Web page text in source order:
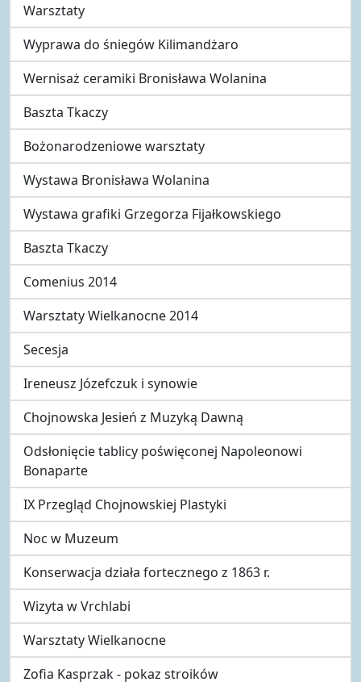
Warsztaty
Wyprawa do śniegów Kilimandżaro
Wernisaż ceramiki Bronisława Wolanina
Baszta Tkaczy
Bożonarodzeniowe warsztaty
Wystawa Bronisława Wolanina
Wystawa grafiki Grzegorza Fijałkowskiego
Baszta Tkaczy
Comenius 2014
Warsztaty Wielkanocne 2014
Secesja
Ireneusz Józefczuk i synowie
Chojnowska Jesień z Muzyką Dawną
Odsłonięcie tablicy poświęconej Napoleonowi
Bonaparte
IX Przegląd Chojnowskiej Plastyki
Noc w Muzeum
Konserwacja działa fortecznego z 1863 r.
Wizyta w Vrchlabi
Warsztaty Wielkanocne
Zofia Kasprzak - pokaz stroików